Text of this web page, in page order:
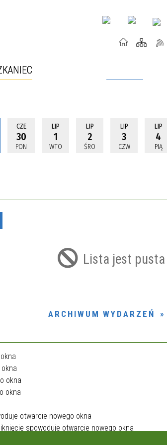
CZE
30
PON
LIP
1
WTO
LIP
2
ŚRO
LIP
3
CZW
LIP
4
PIĄ
Lista jest pusta
ARCHIWUM WYDARZEŃ